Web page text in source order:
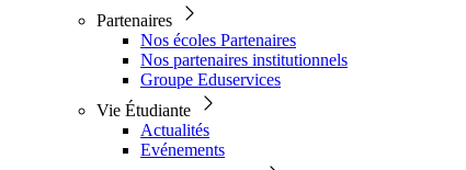
Partenaires
Nos écoles Partenaires
Nos partenaires institutionnels
Groupe Eduservices
Vie Étudiante
Actualités
Evénements